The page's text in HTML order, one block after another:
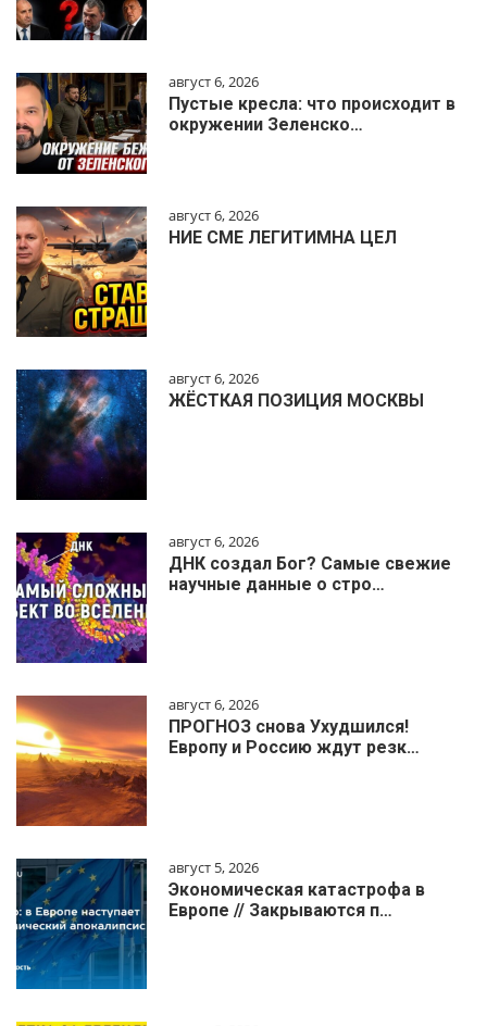
август 6, 2026
Пустые кресла: что происходит в
окружении Зеленско…
август 6, 2026
НИЕ СМЕ ЛЕГИТИМНА ЦЕЛ
август 6, 2026
ЖЁСТКАЯ ПОЗИЦИЯ МОСКВЫ
август 6, 2026
ДНК создал Бог? Самые свежие
научные данные о стро…
август 6, 2026
ПРОГНОЗ снова Ухудшился!
Европу и Россию ждут резк…
август 5, 2026
Экономическая катастрофа в
Европе // Закрываются п…